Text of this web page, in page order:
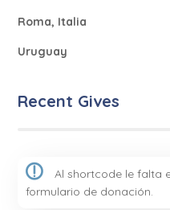
Roma, Italia
Uruguay
Recent Gives
Al shortcode le falta
formulario de donación.